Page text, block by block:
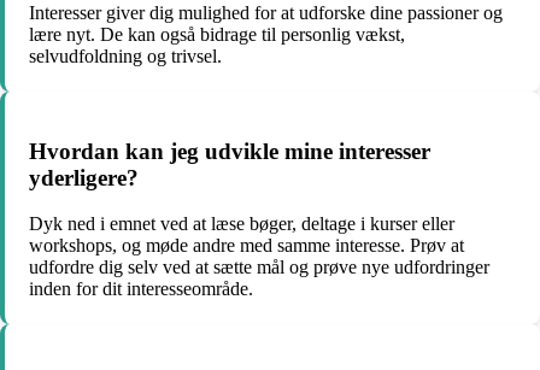
Interesser giver dig mulighed for at udforske dine passioner og
lære nyt. De kan også bidrage til personlig vækst,
selvudfoldning og trivsel.
Hvordan kan jeg udvikle mine interesser
yderligere?
Dyk ned i emnet ved at læse bøger, deltage i kurser eller
workshops, og møde andre med samme interesse. Prøv at
udfordre dig selv ved at sætte mål og prøve nye udfordringer
inden for dit interesseområde.